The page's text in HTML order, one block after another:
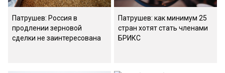
Патрушев: Россия в
продлении зерновой
сделки не заинтересована
Патрушев: как минимум 25
стран хотят стать членами
БРИКС